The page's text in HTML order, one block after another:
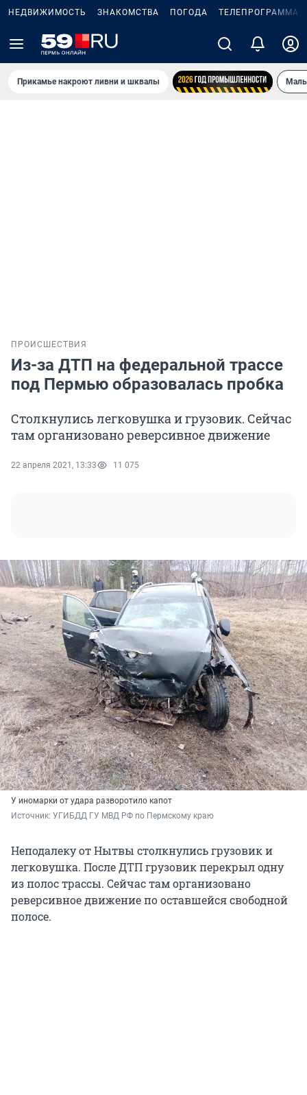
НЕДВИЖИМОСТЬ ЗНАКОМСТВА ПОГОДА ТЕЛЕПРОГРАММА
Прикамье накроют ливни и шквалы
ПРОИСШЕСТВИЯ
Из-за ДТП на федеральной трассе
под Пермью образовалась пробка
Столкнулись легковушка и грузовик. Сейчас
там организовано реверсивное движение
22 апреля 2021, 13:33 11 075
У иномарки от удара разворотило капот
Источник: УГИБДД ГУ МВД РФ по Пермскому краю
Неподалеку от Нытвы столкнулись грузовик и
легковушка. После ДТП грузовик перекрыл одну
из полос трассы. Сейчас там организовано
реверсивное движение по оставшейся свободной
полосе.